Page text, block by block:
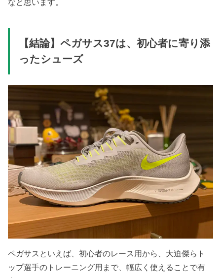
なと思います。
【結論】ペガサス37は、初心者に寄り添
ったシューズ
ペガサスといえば、初心者のレース用から、大迫傑らト
ップ選手のトレーニング用まで、幅広く使えることで有